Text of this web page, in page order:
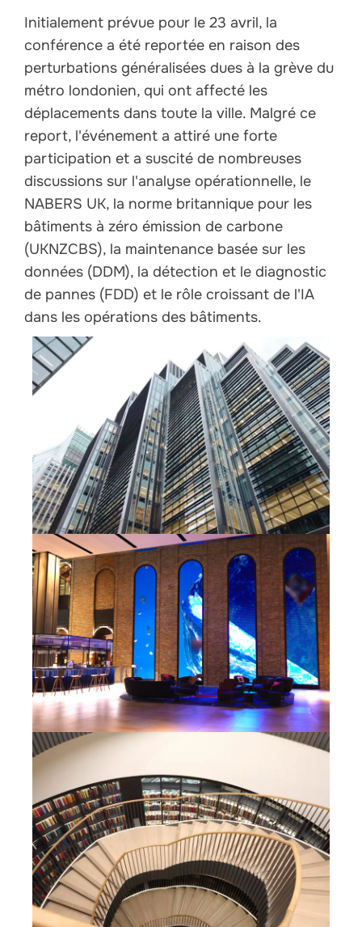
Initialement prévue pour le 23 avril, la
conférence a été reportée en raison des
perturbations généralisées dues à la grève du
métro londonien, qui ont affecté les
déplacements dans toute la ville. Malgré ce
report, l'événement a attiré une forte
participation et a suscité de nombreuses
discussions sur l'analyse opérationnelle, le
NABERS UK, la norme britannique pour les
bâtiments à zéro émission de carbone
(UKNZCBS), la maintenance basée sur les
données (DDM), la détection et le diagnostic
de pannes (FDD) et le rôle croissant de l'IA
dans les opérations des bâtiments.